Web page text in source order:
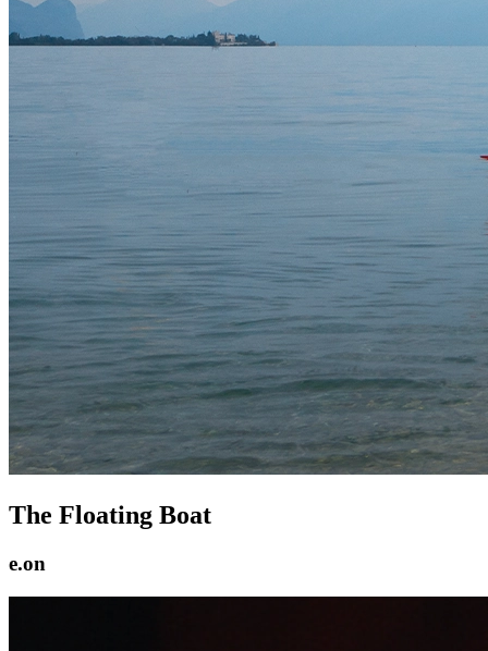
The Floating Boat
e.on